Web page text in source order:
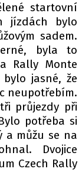
startovní
jízdách bylo
sadem.
byla to
Rally Monte
jasné, že
neupotřebím.
průjezdy při
potřeba si
a můžu se na
Dvojice
Czech Rally